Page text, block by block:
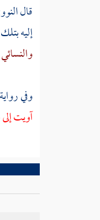
قال
إليه
والنسائي
وفي
آويت